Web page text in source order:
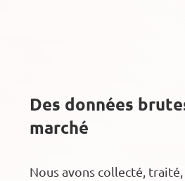
Des données
marché
Nous avons collecté,